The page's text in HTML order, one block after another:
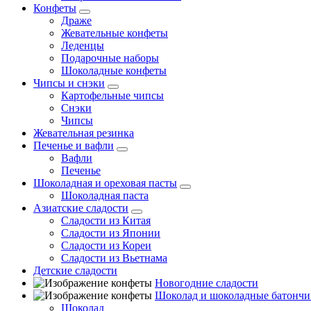
Конфеты
Драже
Жевательные конфеты
Леденцы
Подарочные наборы
Шоколадные конфеты
Чипсы и снэки
Картофельные чипсы
Снэки
Чипсы
Жевательная резинка
Печенье и вафли
Вафли
Печенье
Шоколадная и ореховая пасты
Шоколадная паста
Азиатские сладости
Сладости из Китая
Сладости из Японии
Сладости из Кореи
Сладости из Вьетнама
Детские сладости
Новогодние сладости
Шоколад и шоколадные
Шоколад